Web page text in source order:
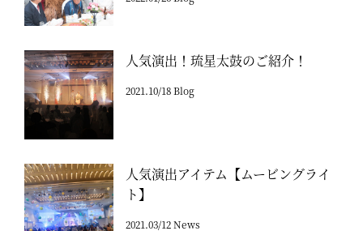
人気演出！琉星太鼓のご紹介！
2021.10/18 Blog
人気演出アイテム【ムービングライ
ト】
2021.03/12 News